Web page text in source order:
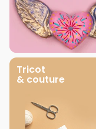
Tricot
& couture